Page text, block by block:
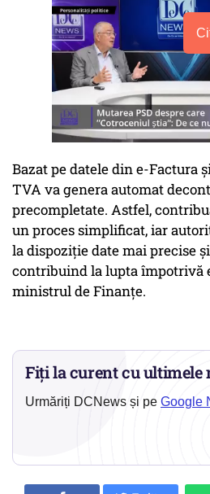
Bazat pe datele din e-Factura
TVA va genera automat
precompletate. Astfel,
un proces simplificat, iar
la dispoziție date mai precise
contribuind la lupta împotrivă
ministrul de Finanțe.
Fiți la curent cu ultimele
Urmăriți DCNews și pe Google